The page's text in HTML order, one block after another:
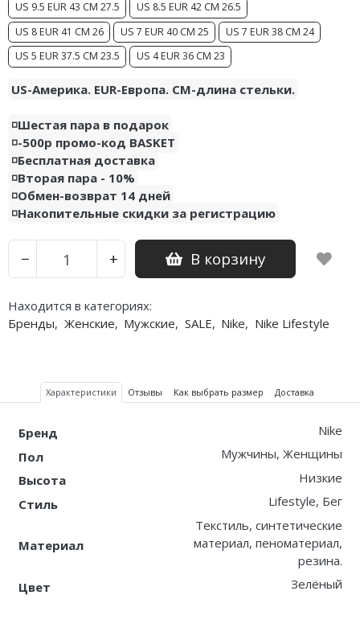
US 9.5 EUR 43 CM 27.5
US 8.5 EUR 42 CM 26.5
US 8 EUR 41 CM 26
US 7 EUR 40 CM 25
US 7 EUR 38 CM 24
US 5 EUR 37.5 CM 23.5
US 4 EUR 36 CM 23
US-Америка. EUR-Европа. CM-длина стельки.
◽️Шестая пара в подарок
◽️-500р промо-код BASKET
◽️Бесплатная доставка
◽️Вторая пара - 10%
◽️Обмен-возврат 14 дней
◽️Накопительные скидки за регистрацию
− + В корзину
Находится в категориях:
Бренды, Женские, Мужские, SALE, Nike, Nike Lifestyle
Характеристики Отзывы Как выбрать размер Доставка
Бренд
Nike
Пол
Мужчины, Женщины
Высота
Низкие
Стиль
Lifestyle, Бег
Материал
Текстиль, синтетические
материал, пеноматериал,
резина.
Цвет
Зелёный
Air Jordan 5
Air Jordan 6
Air Jordan 7
Air Jordan 10
Air Jordan 11
Air Jordan 12
Air Jordan 13
Air Jordan 14
Air Jordan 23
Nike Air Deldon
Nike Sabrina
Nike A’ja
Nike ST
Nike GT
Nike Ja
Nike Book
Nike LeBron
Nike Freak
Nike PG
Nike Kobe
Nike Uptempo